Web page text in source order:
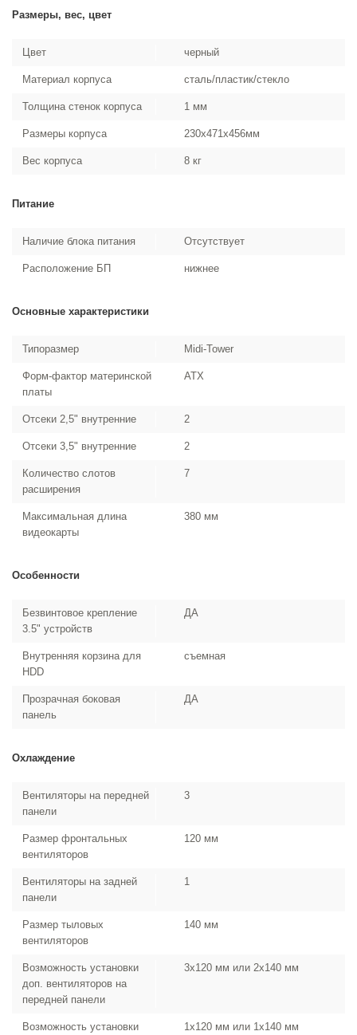
Размеры, вес, цвет
Цвет черный
Материал корпуса сталь/пластик/стекло
Толщина стенок корпуса 1 мм
Размеры корпуса 230x471x456мм
Вес корпуса 8 кг
Питание
Наличие блока питания Отсутствует
Расположение БП нижнее
Основные характеристики
Типоразмер Midi-Tower
Форм-фактор материнской
платы
ATX
Отсеки 2,5" внутренние 2
Отсеки 3,5" внутренние 2
Количество слотов
расширения
7
Максимальная длина
видеокарты
380 мм
Особенности
Безвинтовое крепление
3.5" устройств
ДА
Внутренняя корзина для
HDD
съемная
Прозрачная боковая
панель
ДА
Охлаждение
Вентиляторы на передней
панели
3
Размер фронтальных
вентиляторов
120 мм
Вентиляторы на задней
панели
1
Размер тыловых
вентиляторов
140 мм
Возможность установки
доп. вентиляторов на
передней панели
3x120 мм или 2x140 мм
Возможность установки
1x120 мм или 1x140 мм